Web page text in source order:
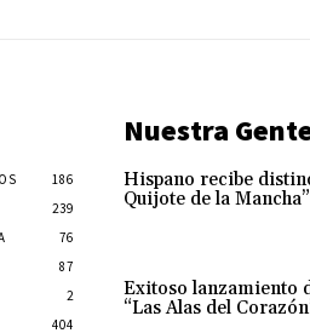
186
239
76
87
2
404
Nuestra
Hispano recibe
Quijote de la Mancha”
Exitoso lanzamiento
“Las Alas del